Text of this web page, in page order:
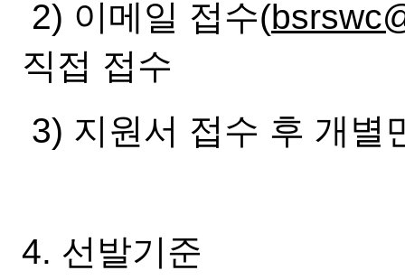
2) 이메일 접수(
직접 접수
3) 지원서 접수 후 개별
4. 선발기준